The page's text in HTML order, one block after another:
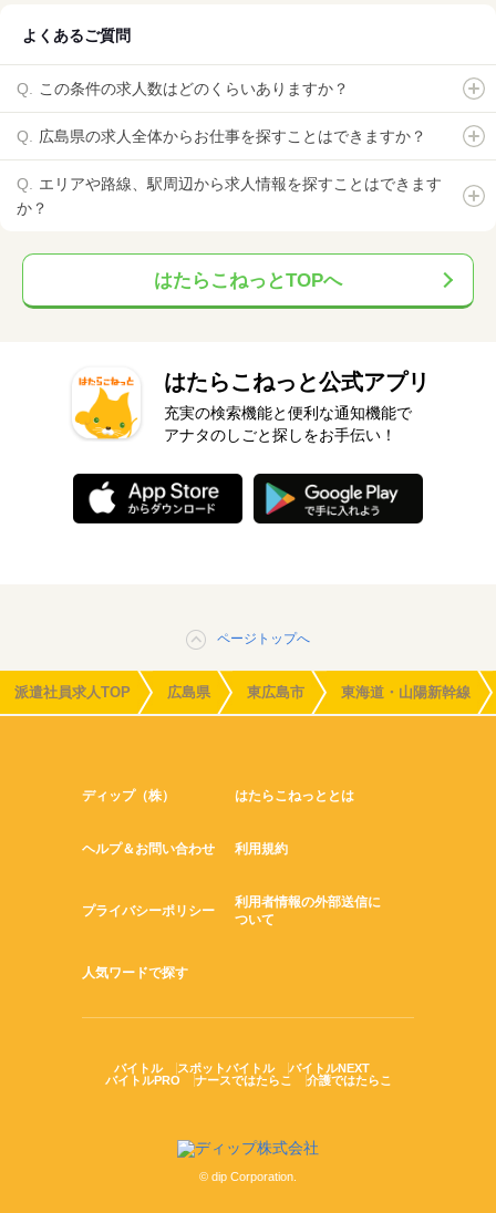
よくあるご質問
この条件の求人数はどのくらいありますか？
広島県の求人全体からお仕事を探すことはできますか？
エリアや路線、駅周辺から求人情報を探すことはできます
か？
はたらこねっとTOPへ
はたらこねっと公式アプリ
充実の検索機能と便利な通知機能で
アナタのしごと探しをお手伝い！
ページトップへ
派遣社員求人TOP 広島県 東広島市 東海道・山陽新幹線
ディップ（株） はたらこねっととは
ヘルプ＆お問い合わせ 利用規約
プライバシーポリシー
利用者情報の外部送信に
ついて
人気ワードで探す
バイトル スポットバイトル
バイトルNEXT
バイトルPRO
ナースではたらこ 介護ではたらこ
© dip Corporation.